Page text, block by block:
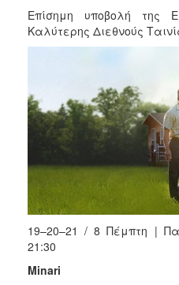
Επίσημη υποβολή της
Καλύτερης Διεθνούς
19–20–21 / 8 Πέμπτη |
21:30
Minari